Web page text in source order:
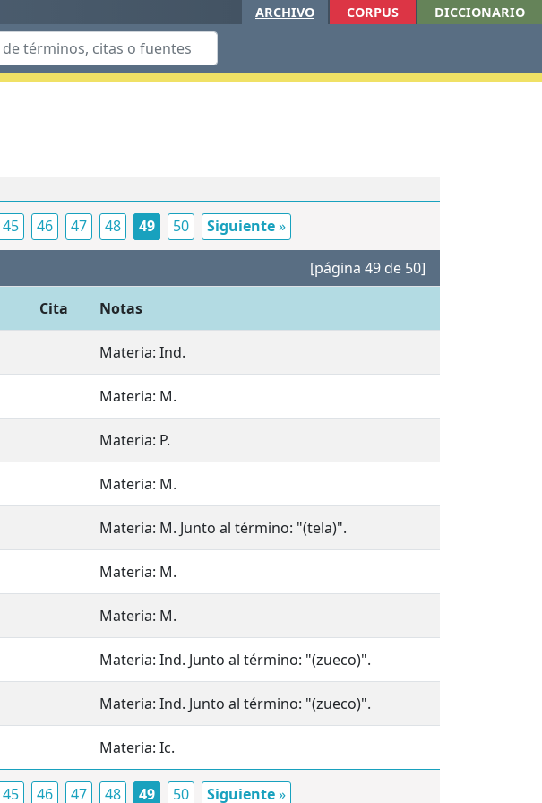
ARCHIVO CORPUS DICCIONARIO
45 46 47 48 49 50 Siguiente»
[página 49 de 50]
Cita Notas
Materia: Ind.
Materia: M.
Materia: P.
Materia: M.
Materia: M. Junto al término: "(tela)".
Materia: M.
Materia: M.
Materia: Ind. Junto al término: "(zueco)".
Materia: Ind. Junto al término: "(zueco)".
Materia: Ic.
45 46 47 48 49 50 Siguiente»